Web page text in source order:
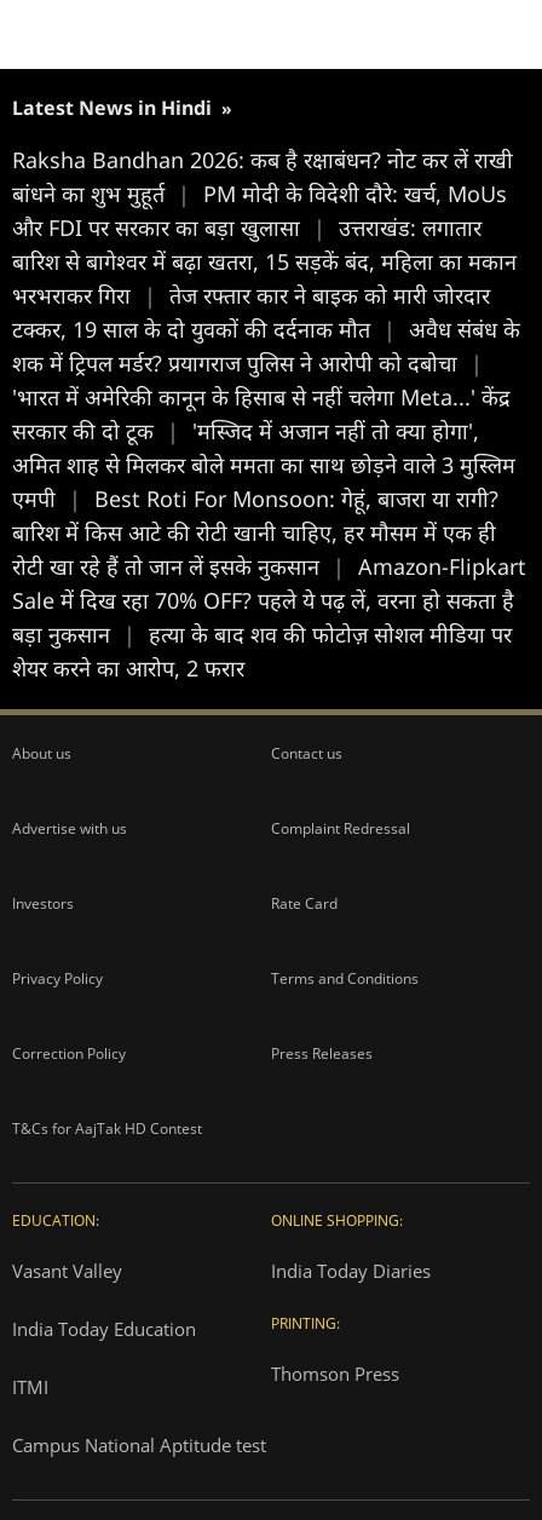
Latest News in Hindi »
Raksha Bandhan 2026: कब है रक्षाबंधन? नोट कर लें राखी
बांधने का शुभ मुहूर्त |
PM मोदी के विदेशी दौरे: खर्च, MoUs
और FDI पर सरकार का बड़ा खुलासा
|
उत्तराखंड: लगातार
बारिश से बागेश्वर में बढ़ा खतरा, 15 सड़कें बंद, महिला का मकान
भरभराकर गिरा
|
तेज रफ्तार कार ने बाइक को मारी जोरदार
टक्कर, 19 साल के दो युवकों की दर्दनाक मौत |
अवैध संबंध के
शक में ट्रिपल मर्डर? प्रयागराज पुलिस ने आरोपी को दबोचा
|
'भारत में अमेरिकी कानून के हिसाब से नहीं चलेगा Meta...' केंद्र
सरकार की दो टूक
|
'मस्जिद में अजान नहीं तो क्या होगा',
अमित शाह से मिलकर बोले ममता का साथ छोड़ने वाले 3 मुस्लिम
एमपी
|
Best Roti For Monsoon: गेहूं, बाजरा या रागी?
बारिश में किस आटे की रोटी खानी चाहिए, हर मौसम में एक ही
रोटी खा रहे हैं तो जान लें इसके नुकसान |
Amazon-Flipkart
Sale में दिख रहा 70% OFF? पहले ये पढ़ लें, वरना हो सकता है
बड़ा नुकसान |
हत्या के बाद शव की फोटोज़ सोशल मीडिया पर
शेयर करने का आरोप, 2 फरार
About us Contact us
Advertise with us Complaint Redressal
Investors Rate Card
Privacy Policy Terms and Conditions
Correction Policy Press Releases
T&Cs for AajTak HD Contest
EDUCATION:
Vasant Valley
India Today Education
ITMI
Campus National Aptitude test
ONLINE SHOPPING:
India Today Diaries
PRINTING:
Thomson Press